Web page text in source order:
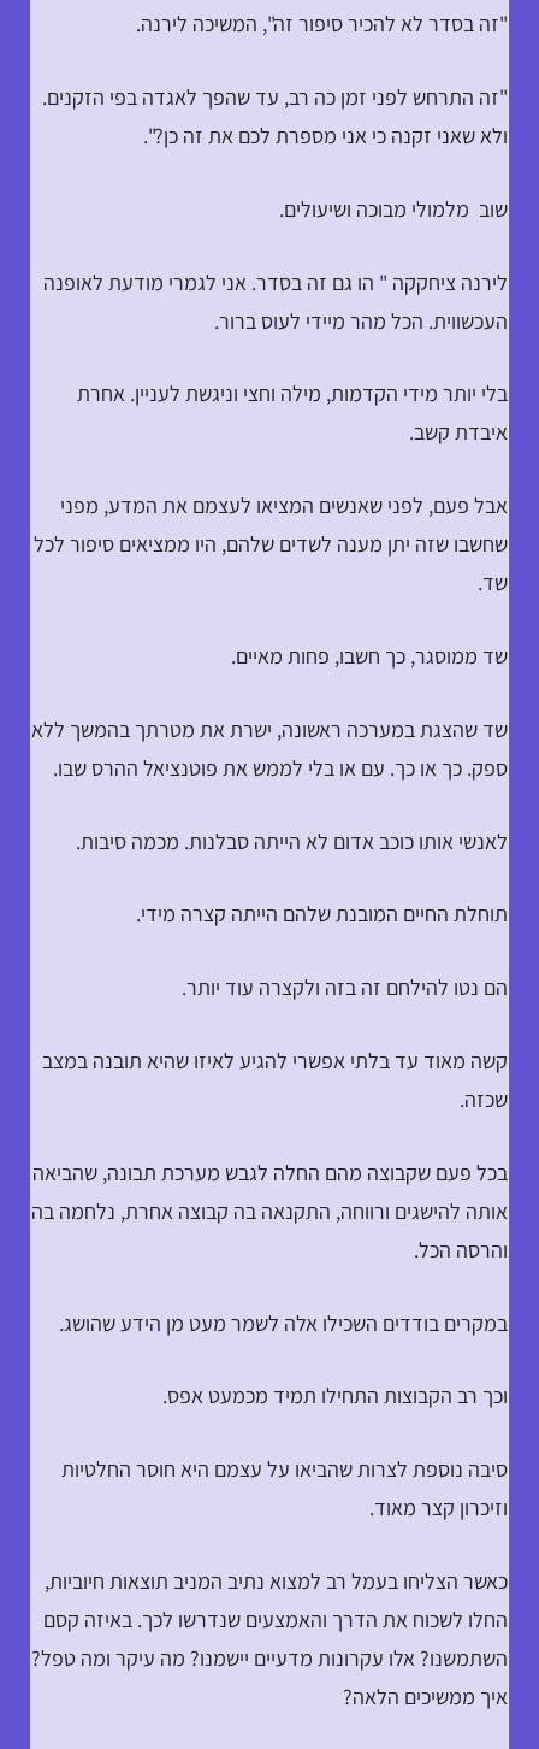
"זה בסדר לא להכיר סיפור זה", המשיכה לירנה.
"זה התרחש לפני זמן כה רב, עד שהפך לאגדה בפי הזקנים.
ולא שאני זקנה כי אני מספרת לכם את זה כן?".
שוב מלמולי מבוכה ושיעולים.
לירנה ציחקקה " הו גם זה בסדר. אני לגמרי מודעת לאופנה
העכשווית. הכל מהר מיידי לעוס ברור.
בלי יותר מידי הקדמות, מילה וחצי וניגשת לעניין. אחרת
איבדת קשב.
אבל פעם, לפני שאנשים המציאו לעצמם את המדע, מפני
שחשבו שזה יתן מענה לשדים שלהם, היו ממציאים סיפור לכל
שד.
שד ממוסגר, כך חשבו, פחות מאיים.
שד שהצגת במערכה ראשונה, ישרת את מטרתך בהמשך ללא
ספק. כך או כך. עם או בלי לממש את פוטנציאל ההרס שבו.
לאנשי אותו כוכב אדום לא הייתה סבלנות. מכמה סיבות.
תוחלת החיים המובנת שלהם הייתה קצרה מידי.
הם נטו להילחם זה בזה ולקצרה עוד יותר.
קשה מאוד עד בלתי אפשרי להגיע לאיזו שהיא תובנה במצב
שכזה.
בכל פעם שקבוצה מהם החלה לגבש מערכת תבונה, שהביאה
אותה להישגים ורווחה, התקנאה בה קבוצה אחרת, נלחמה בה
והרסה הכל.
במקרים בודדים השכילו אלה לשמר מעט מן הידע שהושג.
וכך רב הקבוצות התחילו תמיד מכמעט אפס.
סיבה נוספת לצרות שהביאו על עצמם היא חוסר החלטיות
וזיכרון קצר מאוד.
כאשר הצליחו בעמל רב למצוא נתיב המניב תוצאות חיוביות,
החלו לשכוח את הדרך והאמצעים שנדרשו לכך. באיזה קסם
השתמשנו? אלו עקרונות מדעיים יישמנו? מה עיקר ומה טפל?
איך ממשיכים הלאה?